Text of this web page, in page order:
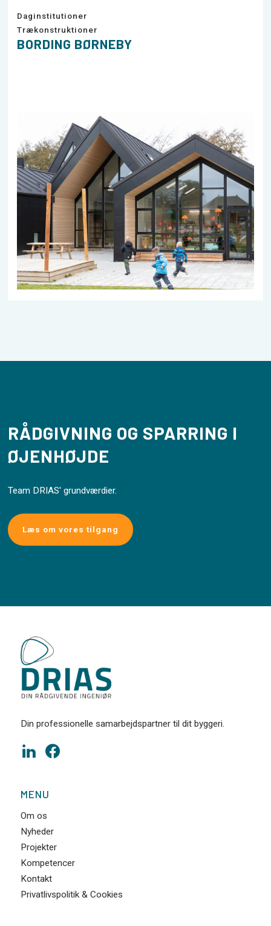
Daginstitutioner
Trækonstruktioner
BORDING BØRNEBY
RÅDGIVNING OG SPARRING I
ØJENHØJDE
Team DRIAS' grundværdier.
Læs om vores tilgang
Din professionelle samarbejdspartner til dit byggeri.
MENU
Om os
Nyheder
Projekter
Kompetencer
Kontakt
Privatlivspolitik & Cookies